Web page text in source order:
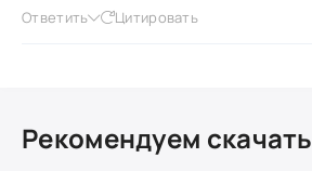
Ответить Цитировать
Рекомендуем скачать